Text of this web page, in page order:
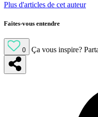
Plus d'articles de cet auteur
Faites-vous entendre
0 Ça vous inspire?